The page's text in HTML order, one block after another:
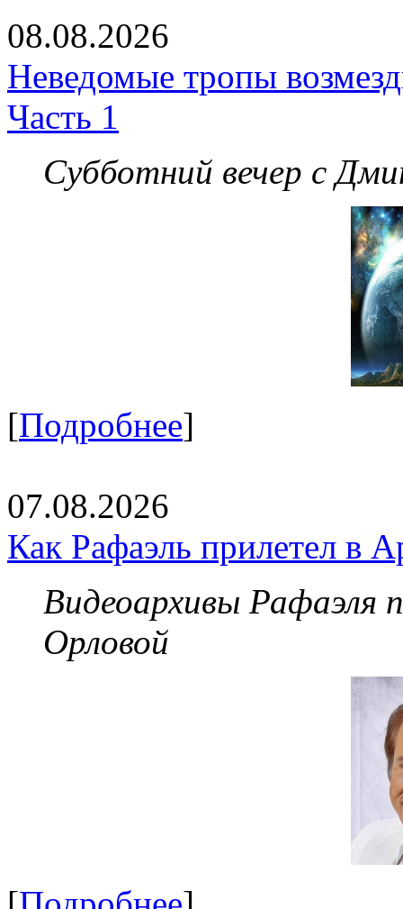
08.08.2026
Неведомые тропы
Часть 1
Субботний вечер с
[Подробнее]
07.08.2026
Как Рафаэль прилетел в
Видеоархивы Рафаэля
Орловой